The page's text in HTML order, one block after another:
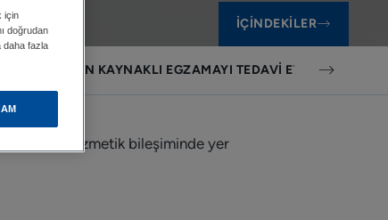
İÇINDEKILER
KAYNAKLI EGZAMAYI TEDAVI ETMENIN EN
pek çok kozmetik bileşiminde yer
için
doğrudan
daha fazla